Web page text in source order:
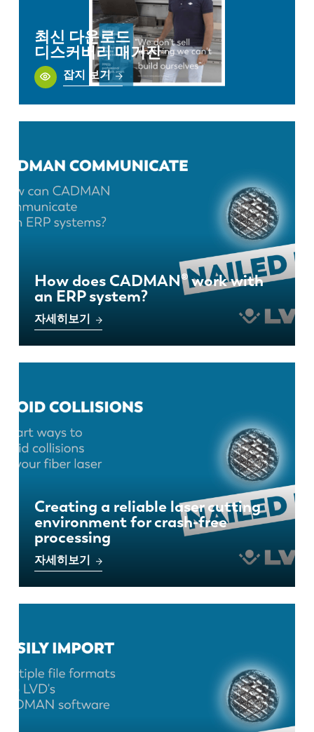
최신 다운로드
디스커버리 매거진
잡지 보기
How does CADMAN® work with
an ERP system?
자세히보기
Creating a reliable laser cutting
environment for crash-free
processing
자세히보기